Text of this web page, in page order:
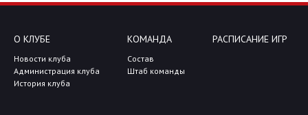
О КЛУБЕ
Новости клуба
Администрация клуба
История клуба
КОМАНДА
Состав
Штаб команды
РАСПИСАНИЕ ИГР